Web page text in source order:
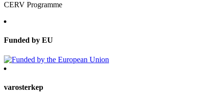
CERV Programme
Funded by EU
varosterkep